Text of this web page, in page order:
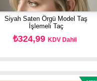
Siyah Saten Örgü Model Taş
İşlemeli Taç
₺324,99KDV Dahil